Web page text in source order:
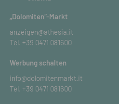
„Dolomiten“-Markt
anzeigen@athesia.it
Tel. +39 0471 081600
Werbung schalten
info@dolomitenmarkt.it
Tel. +39 0471 081600